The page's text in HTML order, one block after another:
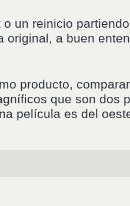
o un reinicio
original, a buen
producto,
que son dos
película es del